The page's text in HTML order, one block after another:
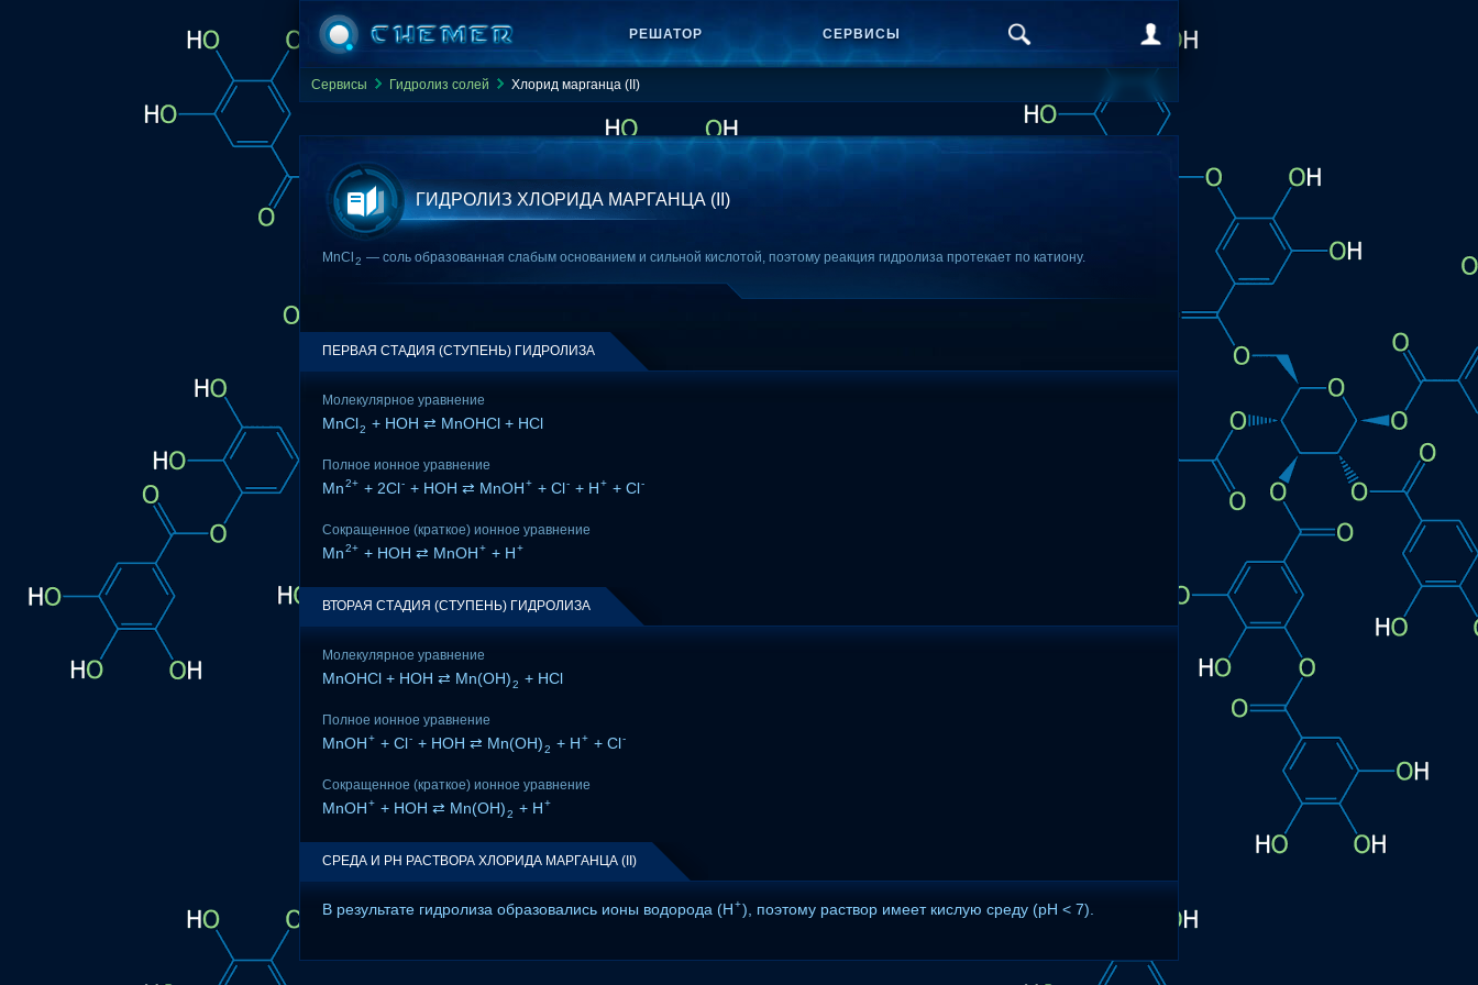
РЕШАТОР СЕРВИСЫ
Сервисы Гидролиз солей Хлорид марганца (II)
ГИДРОЛИЗ ХЛОРИДА МАРГАНЦА (II)
MnCl 2 — соль образованная слабым основанием и сильной кислотой, поэтому реакция гидролиза протекает по катиону.
ПЕРВАЯ СТАДИЯ (СТУПЕНЬ) ГИДРОЛИЗА
Молекулярное уравнение
MnCl2 + HOH ⇄ MnOHCl + HCl
Полное ионное уравнение
Mn2+ + 2Cl- + HOH ⇄ MnOH+ + Cl- + H+ + Cl-
Сокращенное (краткое) ионное уравнение
Mn2+ + HOH ⇄ MnOH+ + H+
ВТОРАЯ СТАДИЯ (СТУПЕНЬ) ГИДРОЛИЗА
Молекулярное уравнение
MnOHCl + HOH ⇄ Mn(OH)2 + HCl
Полное ионное уравнение
MnOH+ + Cl- + HOH ⇄ Mn(OH)2 + H+ + Cl-
Сокращенное (краткое) ионное уравнение
MnOH+ + HOH ⇄ Mn(OH)2 + H+
СРЕДА И PH РАСТВОРА ХЛОРИДА МАРГАНЦА (II)
В результате гидролиза образовались ионы водорода (H+), поэтому раствор имеет кислую среду (pH < 7).